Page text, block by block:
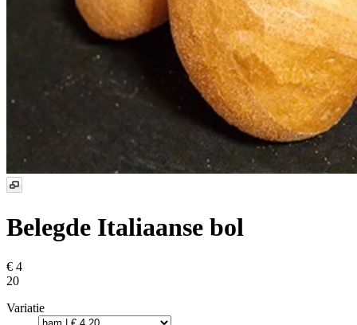
Belegde Italiaanse bol
€ 4
20
Variatie